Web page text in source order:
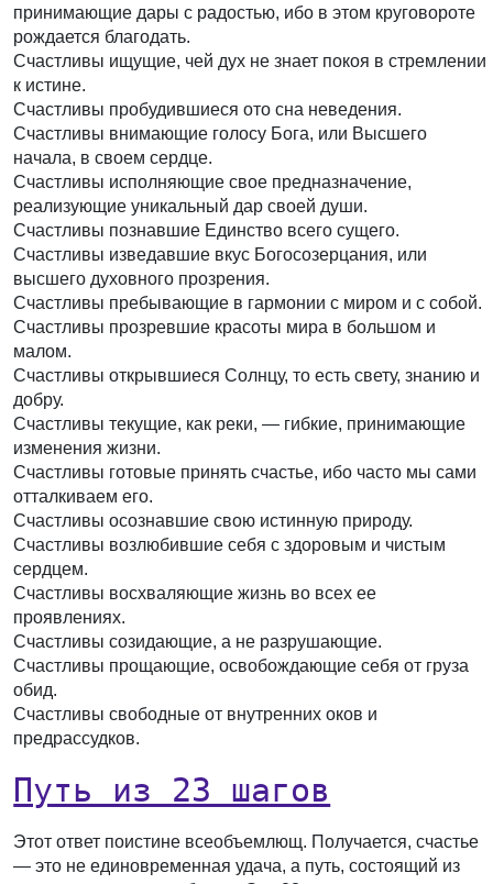
принимающие дары с радостью, ибо в этом круговороте
рождается благодать.
Счастливы ищущие, чей дух не знает покоя в стремлении
к истине.
Счастливы пробудившиеся ото сна неведения.
Счастливы внимающие голосу Бога, или Высшего
начала, в своем сердце.
Счастливы исполняющие свое предназначение,
реализующие уникальный дар своей души.
Счастливы познавшие Единство всего сущего.
Счастливы изведавшие вкус Богосозерцания, или
высшего духовного прозрения.
Счастливы пребывающие в гармонии с миром и с собой.
Счастливы прозревшие красоты мира в большом и
малом.
Счастливы открывшиеся Солнцу, то есть свету, знанию и
добру.
Счастливы текущие, как реки, — гибкие, принимающие
изменения жизни.
Счастливы готовые принять счастье, ибо часто мы сами
отталкиваем его.
Счастливы осознавшие свою истинную природу.
Счастливы возлюбившие себя с здоровым и чистым
сердцем.
Счастливы восхваляющие жизнь во всех ее
проявлениях.
Счастливы созидающие, а не разрушающие.
Счастливы прощающие, освобождающие себя от груза
обид.
Счастливы свободные от внутренних оков и
предрассудков.
Путь из 23 шагов
Этот ответ поистине всеобъемлющ. Получается, счастье
— это не единовременная удача, а путь, состоящий из